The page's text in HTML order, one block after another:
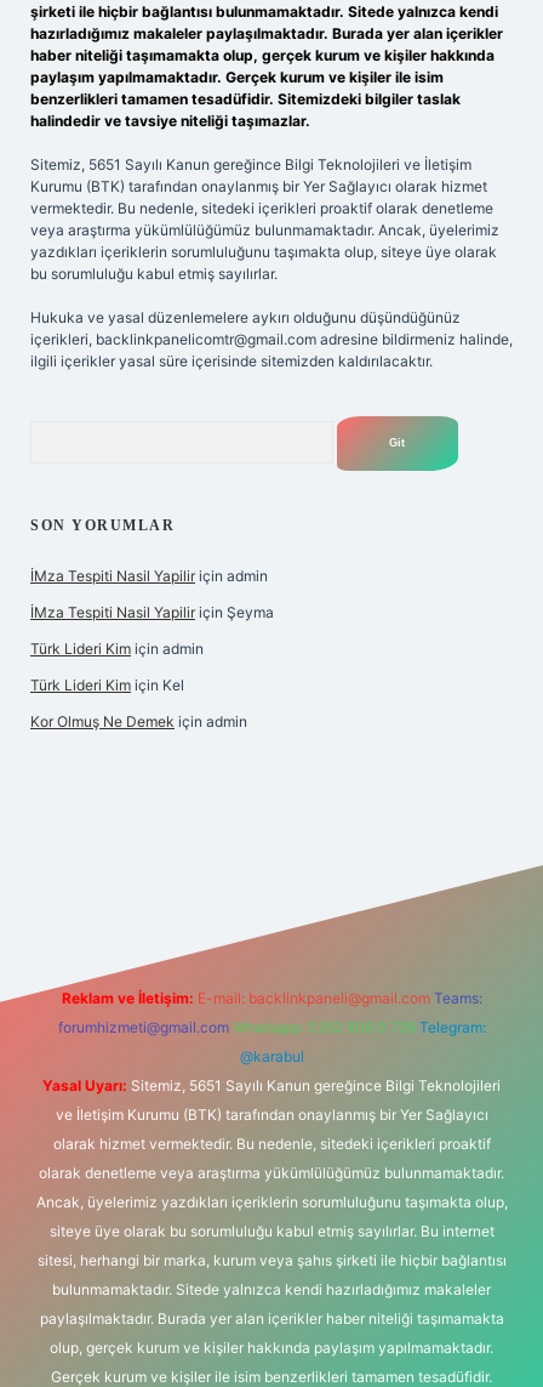
şirketi ile hiçbir bağlantısı bulunmamaktadır. Sitede yalnızca kendi
hazırladığımız makaleler paylaşılmaktadır. Burada yer alan içerikler
haber niteliği taşımamakta olup, gerçek kurum ve kişiler hakkında
paylaşım yapılmamaktadır. Gerçek kurum ve kişiler ile isim
benzerlikleri tamamen tesadüfidir. Sitemizdeki bilgiler taslak
halindedir ve tavsiye niteliği taşımazlar.
Sitemiz, 5651 Sayılı Kanun gereğince Bilgi Teknolojileri ve İletişim
Kurumu (BTK) tarafından onaylanmış bir Yer Sağlayıcı olarak hizmet
vermektedir. Bu nedenle, sitedeki içerikleri proaktif olarak denetleme
veya araştırma yükümlülüğümüz bulunmamaktadır. Ancak, üyelerimiz
yazdıkları içeriklerin sorumluluğunu taşımakta olup, siteye üye olarak
bu sorumluluğu kabul etmiş sayılırlar.
Hukuka ve yasal düzenlemelere aykırı olduğunu düşündüğünüz
içerikleri, backlinkpanelicomtr@gmail.com adresine bildirmeniz halinde,
ilgili içerikler yasal süre içerisinde sitemizden kaldırılacaktır.
SON YORUMLAR
İMza Tespiti Nasil Yapilir için admin
İMza Tespiti Nasil Yapilir için Şeyma
Türk Lideri Kim için admin
Türk Lideri Kim için Kel
Kor Olmuş Ne Demek için admin
Reklam ve İletişim: E-mail: backlinkpaneli@gmail.com Teams:
forumhizmeti@gmail.com Whatsapp: 0262 606 0 726 Telegram:
@karabul
Yasal Uyarı: Sitemiz, 5651 Sayılı Kanun gereğince Bilgi Teknolojileri
ve İletişim Kurumu (BTK) tarafından onaylanmış bir Yer Sağlayıcı
olarak hizmet vermektedir. Bu nedenle, sitedeki içerikleri proaktif
olarak denetleme veya araştırma yükümlülüğümüz bulunmamaktadır.
Ancak, üyelerimiz yazdıkları içeriklerin sorumluluğunu taşımakta olup,
siteye üye olarak bu sorumluluğu kabul etmiş sayılırlar. Bu internet
sitesi, herhangi bir marka, kurum veya şahıs şirketi ile hiçbir bağlantısı
bulunmamaktadır. Sitede yalnızca kendi hazırladığımız makaleler
paylaşılmaktadır. Burada yer alan içerikler haber niteliği taşımamakta
olup, gerçek kurum ve kişiler hakkında paylaşım yapılmamaktadır.
Gerçek kurum ve kişiler ile isim benzerlikleri tamamen tesadüfidir.